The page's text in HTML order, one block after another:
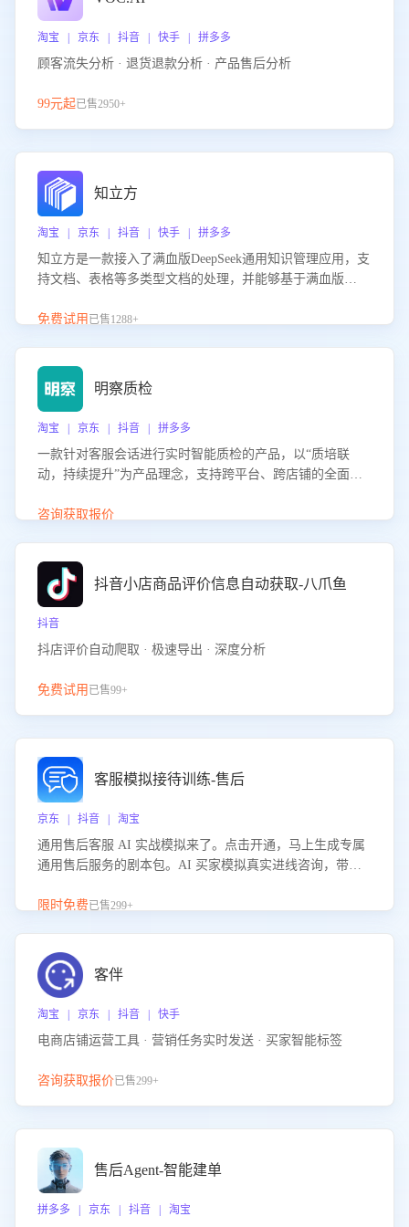
淘宝 | 京东 | 抖音 | 快手 | 拼多多
顾客流失分析 · 退货退款分析 · 产品售后分析
99元起已售2950+
知立方
淘宝 | 京东 | 抖音 | 快手 | 拼多多
知立方是一款接入了满血版DeepSeek通用知识管理应用，支
持文档、表格等多类型文档的处理，并能够基于满血版
识支持，帮助用户高效管理和利用知识资源。通过该产品，
免费试用 已售1288+
明察质检
淘宝 | 京东 | 抖音 | 拼多多
一款针对客服会话进行实时智能质检的产品，以“质培联
动，持续提升”为产品理念，支持跨平台、跨店铺的全面、
升客服团队的销服能力。
咨询获取报价
抖音小店商品评价信息自动获取-八爪鱼
抖音
抖店评价自动爬取 · 极速导出 · 深度分析
免费试用 已售99+
客服模拟接待训练-售后
京东 | 抖音 | 淘宝
通用售后客服 AI 实战模拟来了。点击开通，马上生成专属
通用售后服务的剧本包。AI 买家模拟真实进线咨询，带您
的应对要点，轻松提升服务能力。
限时免费已售299+
客伴
淘宝 | 京东 | 抖音 | 快手
电商店铺运营工具 · 营销任务实时发送 · 买家智能标签
咨询获取报价已售299+
售后Agent-智能建单
拼多多 | 京东 | 抖音 | 淘宝